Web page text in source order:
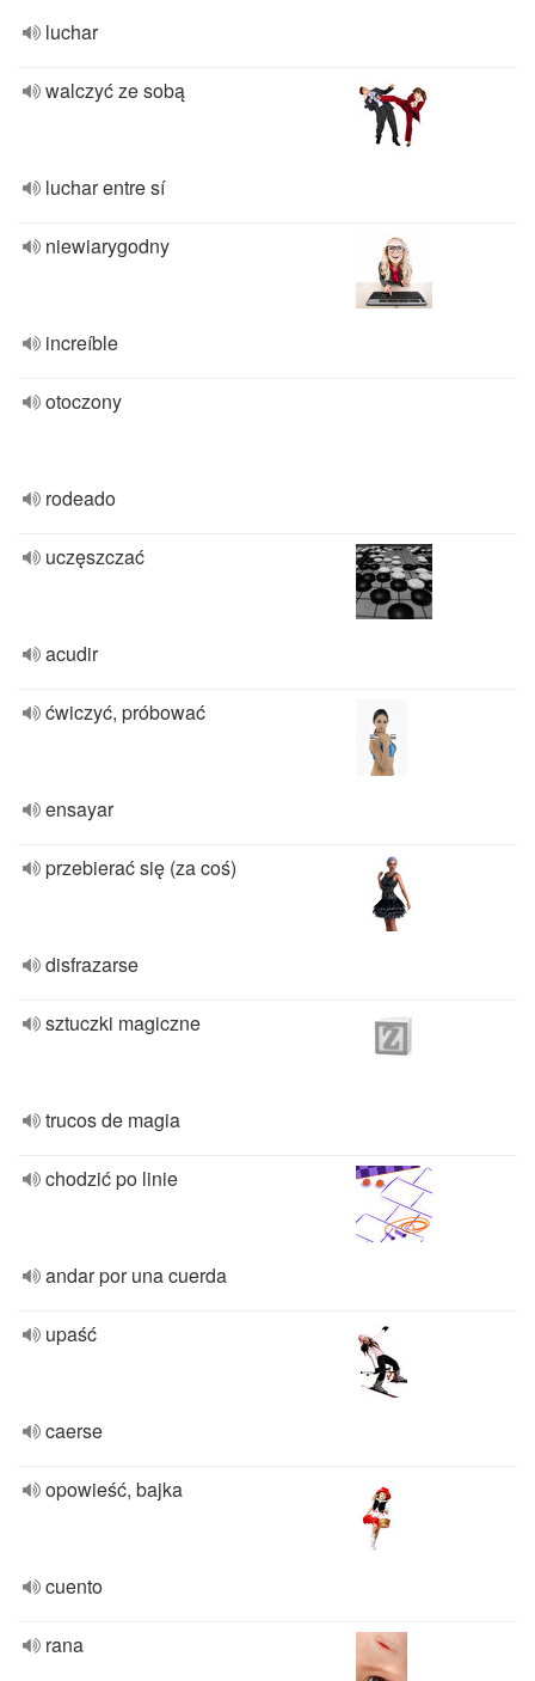
luchar
walczyć ze sobą
luchar entre sí
niewiarygodny
increíble
otoczony
rodeado
uczęszczać
acudir
ćwiczyć, próbować
ensayar
przebierać się (za coś)
disfrazarse
sztuczki magiczne
trucos de magia
chodzić po linie
andar por una cuerda
upaść
caerse
opowieść, bajka
cuento
rana